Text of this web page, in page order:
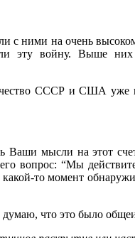
ними на очень
эту войну. Выше
СССР и США уже
Ваши мысли на этот
вопрос: “Мы
то момент
что это было